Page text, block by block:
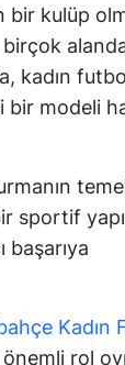
bir kulüp
birçok
kadın
bir modeli
sportif
başarıya
Kadın
rol